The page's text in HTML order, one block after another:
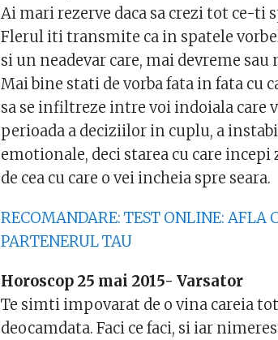
Ai mari rezerve daca sa crezi tot ce-ti
Flerul iti transmite ca in spatele
si un neadevar care, mai devreme sau
Mai bine stati de vorba fata in fata cu
sa se infiltreze intre voi indoiala care
perioada a deciziilor in cuplu, a
emotionale, deci starea cu care
de cea cu care o vei incheia spre seara.
RECOMANDARE: TEST ONLINE: AFLA
PARTENERUL TAU
Horoscop 25 mai 2015- Varsator
Te simti impovarat de o vina careia
deocamdata. Faci ce faci, si iar